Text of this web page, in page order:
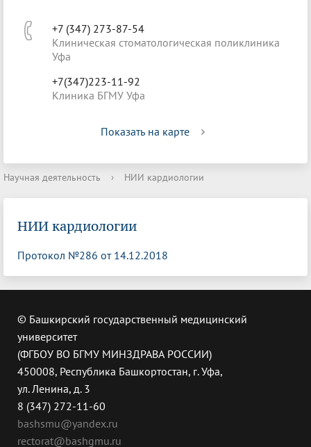
+7 (347) 273-87-54
Клиническая стоматологическая поликлиника
Уфа
+7(347)223-11-92
Клиника БГМУ Уфа
Показать на карте
Научная деятельность › НИИ кардиологии
НИИ кардиологии
Протокол №286 от 14.12.2018
© Башкирский государственный медицинский
университет
(ФГБОУ ВО БГМУ МИНЗДРАВА РОССИИ)
450008, Республика Башкортостан, г. Уфа,
ул. Ленина, д. 3
8 (347) 272-11-60
bashsmu@yandex.ru
rectorat@bashgmu.ru